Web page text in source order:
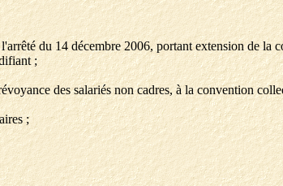
du 14 décembre 2006, portant extension de
;
des salariés non cadres, à la convention
;